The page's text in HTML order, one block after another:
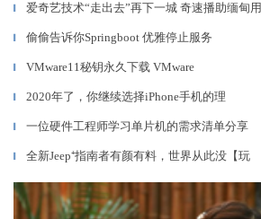
▎ 爱奇艺技术“走出去”再下一城 奇速播助缅甸用
▎ 偷偷告诉你Springboot 优雅停止服务
▎ VMware11秘钥永久下载 VMware
▎ 2020年了，你继续选择iPhone手机的理
▎ 一位硬件工程师学习单片机的需求清单分享
▎ 全新Jeep⁺指南者有颜有料，世界从此没【玩